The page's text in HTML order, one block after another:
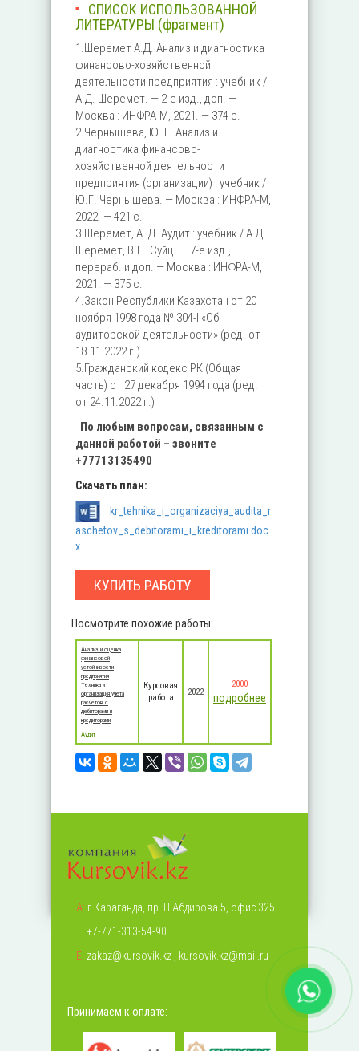
СПИСОК ИСПОЛЬЗОВАННОЙ
ЛИТЕРАТУРЫ (фрагмент)
1.Шеремет А.Д. Анализ и диагностика
финансово-хозяйственной
деятельности предприятия : учебник /
А.Д. Шеремет. — 2-е изд., доп. —
Москва : ИНФРА-М, 2021. — 374 с.
2.Чернышева, Ю. Г. Анализ и
диагностика финансово-
хозяйственной деятельности
предприятия (организации) : учебник /
Ю.Г. Чернышева. — Москва : ИНФРА-М,
2022. — 421 с.
3.Шеремет, А. Д. Аудит : учебник / А.Д.
Шеремет, В.П. Суйц. — 7-е изд.,
перераб. и доп. — Москва : ИНФРА-М,
2021. — 375 с.
4.Закон Республики Казахстан от 20
ноября 1998 года № 304-I «Об
аудиторской деятельности» (ред. от
18.11.2022 г.)
5.Гражданский кодекс РК (Общая
часть) от 27 декабря 1994 года (ред.
от 24.11.2022 г.)
По любым вопросам, связанным с
данной работой – звоните
+77713135490
Скачать план:
kr_tehnika_i_organizaciya_audita_r
aschetov_s_debitorami_i_kreditorami.doc
x
КУПИТЬ РАБОТУ
Посмотрите похожие работы:
Анализ и оценка
финансовой
устойчивости
предприятия
Техника и
организация учета
расчетов с
дебиторами и
кредиторами
Аудит
Курсовая
работа
2022
2000
подробнее
А: г.Караганда, пр. Н.Абдирова 5, офис 325
Т: +7-771-313-54-90
Е: zakaz@kursovik.kz , kursovik.kz@mail.ru
Принимаем к оплате: